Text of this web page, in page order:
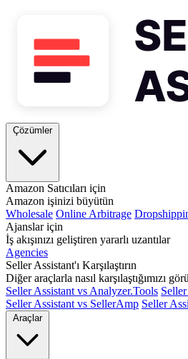
Çözümler
Amazon Satıcıları için
Amazon işinizi büyütün
Wholesale Online Arbitrage
Ajanslar için
İş akışınızı geliştiren yararlı uzantılar
Agencies
Seller Assistant'ı Karşılaştırın
Diğer araçlarla nasıl karşılaştığımızı
Seller Assistant vs Analyzer.Tools
Seller Assistant vs SellerAmp Seller
Araçlar